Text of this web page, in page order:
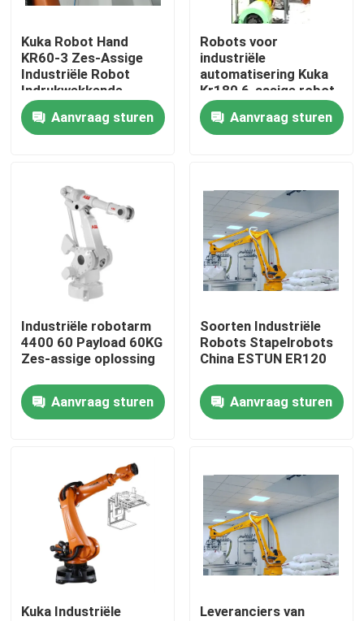
Producten
Video's
VR-show
Over ons
Fabriekstocht
Neem contact met ons op
Nieuws
Gevallen
Kuka Robot Hand
KR60-3 Zes-Assige
Industriële Robot
Indrukwekkende
Snelheid
Aanvraag sturen
Robots voor
industriële
automatisering Kuka
Kr180 6-assige robot
Aanvraag sturen
Industriële robotarm
4400 60 Payload 60KG
Zes-assige oplossing
Aanvraag sturen
Soorten Industriële
Robots Stapelrobots
China ESTUN ER120
Aanvraag sturen
Kuka Industriële
Leveranciers van